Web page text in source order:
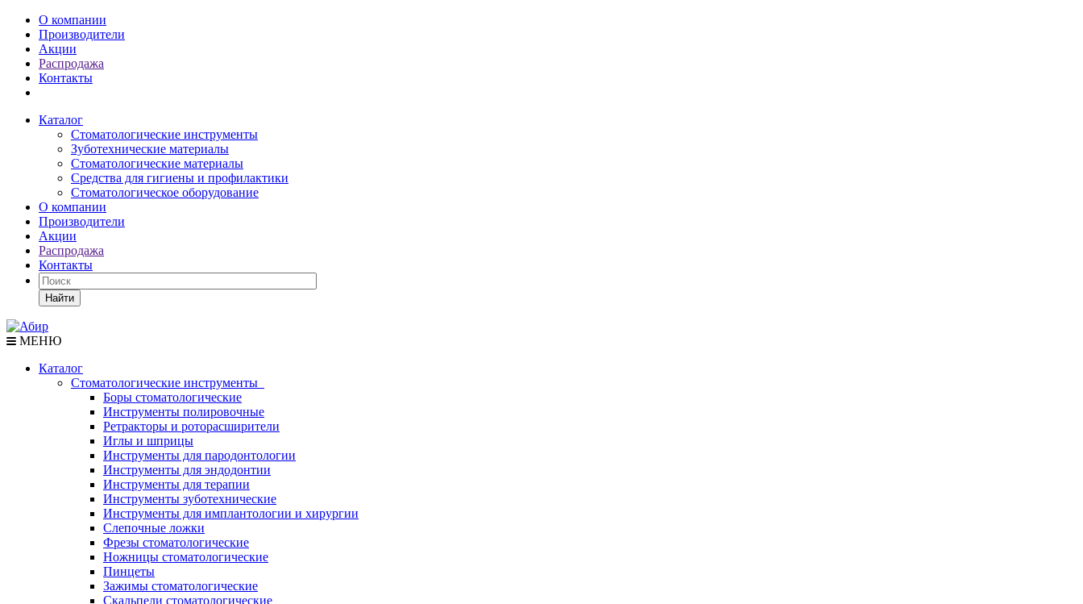
О компании
Производители
Акции
Распродажа
Контакты
Каталог
Стоматологические инструменты
Зуботехнические материалы
Стоматологические материалы
Средства для гигиены и профилактики
Стоматологическое оборудование
О компании
Производители
Акции
Распродажа
Контакты
Найти
МЕНЮ
Каталог
Стоматологические инструменты
Боры стоматологические
Инструменты полировочные
Ретракторы и роторасширители
Иглы и шприцы
Инструменты для пародонтологии
Инструменты для эндодонтии
Инструменты для терапии
Инструменты зуботехнические
Инструменты для имплантологии и хирургии
Слепочные ложки
Фрезы стоматологические
Ножницы стоматологические
Пинцеты
Зажимы стоматологические
Скальпели стоматологические